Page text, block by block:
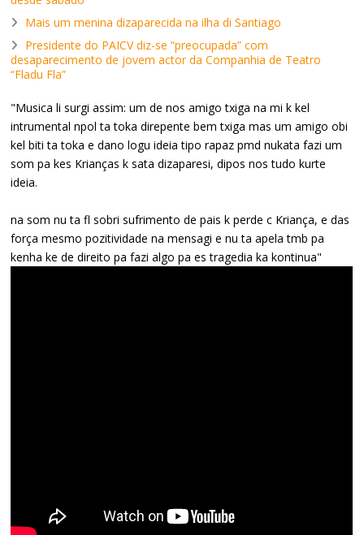
Mais um menina dizaparecida na ilha di Santiago
Presidente do PAICV diz-se “preocupada” com
desaparecimento de jovem actor da Companhia de Teatro
“Fladu Fla”
"Musica li surgi assim: um de nos amigo txiga na mi k kel
intrumental npol ta toka direpente bem txiga mas um amigo obi
kel biti ta toka e dano logu ideia tipo rapaz pmd nukata fazi um
som pa kes Krianças k sata dizaparesi, dipos nos tudo kurte
ideia.
na som nu ta fl sobri sufrimento de pais k perde c Kriança, e das
força mesmo pozitividade na mensagi e nu ta apela tmb pa
kenha ke de direito pa fazi algo pa es tragedia ka kontinua"